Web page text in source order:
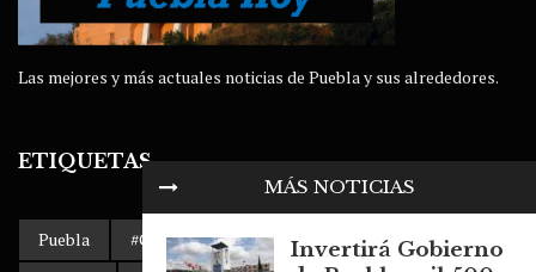
MÁS NOTICIAS
Invertirá Gobierno
Las mejores y más actuales noticias de Puebla y sus alrededores.
ETIQUETAS
Puebla #Gobierno de Puebla AMLO
Accidente